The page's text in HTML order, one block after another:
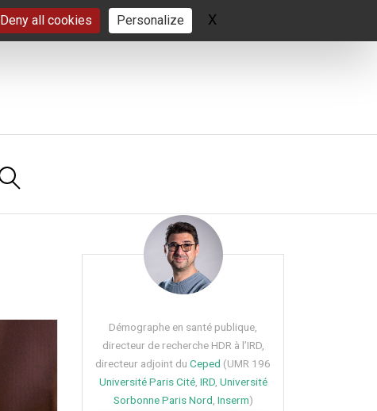
Deny all cookies Personalize X
Démographe en santé publique,
directeur de recherche HDR à l’IRD,
directeur adjoint du Ceped (UMR 196
Université Paris Cité, IRD, Université
Sorbonne Paris Nord Inserm)